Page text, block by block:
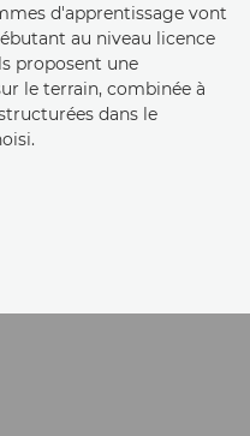
d'apprentissage vont
au niveau licence
proposent une
le terrain, combinée à
dans le